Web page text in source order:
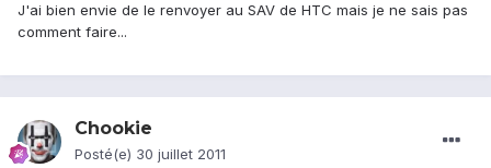
J'ai bien envie de le renvoyer au SAV de HTC mais je ne sais pas
comment faire...
Chookie
Posté(e) 30 juillet 2011